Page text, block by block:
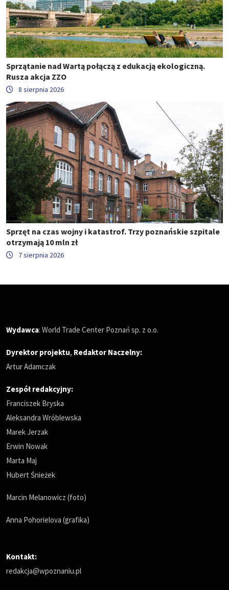
Sprzątanie nad Wartą połączą z edukacją ekologiczną.
Rusza akcja ZZO
8 sierpnia 2026
Sprzęt na czas wojny i katastrof. Trzy poznańskie szpitale
otrzymają 10 mln zł
7 sierpnia 2026
Wydawca: World Trade Center Poznań sp. z o.o.
Dyrektor projektu, Redaktor Naczelny:
Artur Adamczak
Zespół redakcyjny:
Franciszek Bryska
Aleksandra Wróblewska
Marek Jerzak
Erwin Nowak
Marta Maj
Hubert Śnieżek
Marcin Melanowicz (foto)
Anna Pohorielova (grafika)
Kontakt:
redakcja@wpoznaniu.pl